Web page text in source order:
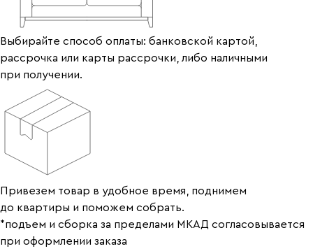
Выбирайте способ оплаты: банковской картой,
рассрочка или карты рассрочки, либо наличными
при получении.
Привезем товар в удобное время, поднимем
до квартиры и поможем собрать.
*подъем и сборка за пределами МКАД согласовывается
при оформлении заказа